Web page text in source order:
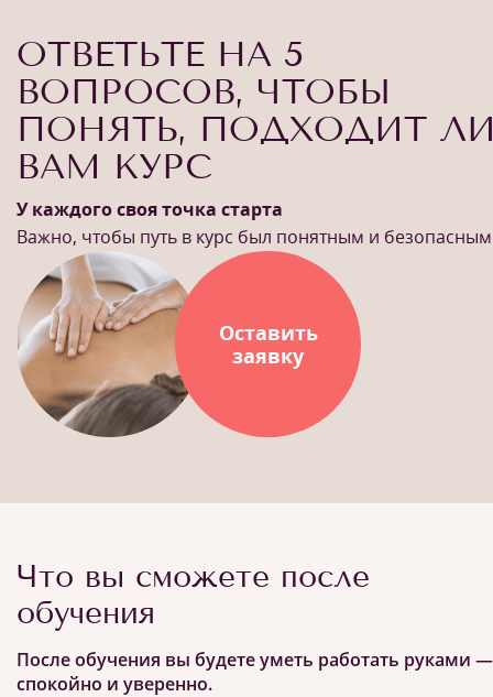
ОТВЕТЬТЕ НА 5
ВОПРОСОВ, ЧТОБЫ
ПОНЯТЬ, ПОДХОДИТ
ВАМ КУРС
У каждого своя точка старта
Важно, чтобы путь в курс был понятным и безопасным
Оставить
заявку
Что вы сможете после
обучения
После обучения вы будете уметь работать руками —
спокойно и уверенно.